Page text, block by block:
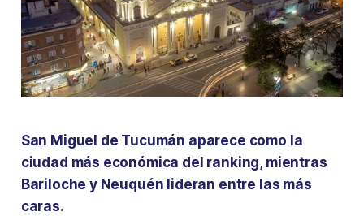
San Miguel de Tucumán aparece como la
ciudad más económica del ranking, mientras
Bariloche y Neuquén lideran entre las más
caras.